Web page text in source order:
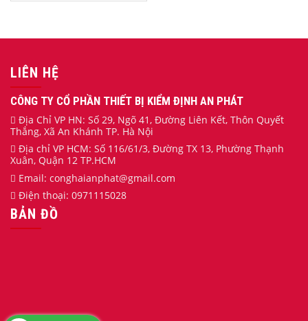
LIÊN HỆ
CÔNG TY CỔ PHẦN THIẾT BỊ KIỂM ĐỊNH AN PHÁT
Địa Chỉ VP HN: Số 29, Ngõ 41, Đường Liên Kết, Thôn Quyết
Thắng, Xã An Khánh TP. Hà Nội
Địa chỉ VP HCM: Số 116/61/3, Đường TX 13, Phường Thạnh
Xuân, Quận 12 TP.HCM
Email: conghaianphat@gmail.com
Điện thoại: 0971115028
BẢN ĐỒ